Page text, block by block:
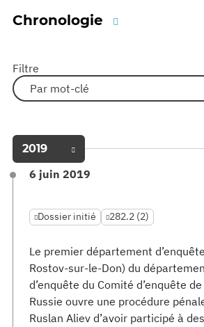
Chronologie
Filtre
Par mot-clé
2019
6 juin 2019
Dossier initié 282.2 (2)
Le premier département
Rostov-sur-le-Don) du
d’enquête du Comité d’enquête
Russie ouvre une procédure
Ruslan Aliev d’avoir participé à